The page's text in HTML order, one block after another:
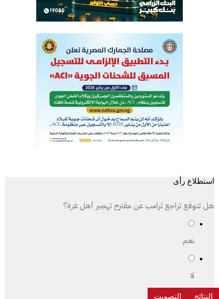
استطلاع رأى
هل تتوقع تراجع ترامب عن مقترح تهجير أهل غزة؟
نعم
لا